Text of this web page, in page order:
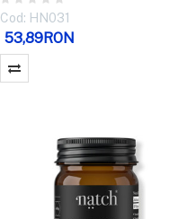
Cod: HN031
53,89RON